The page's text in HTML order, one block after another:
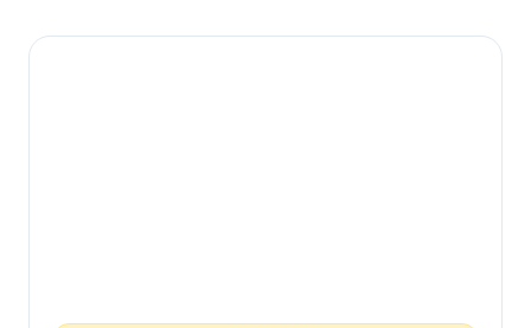
músculos circundantes, minimizando a dor